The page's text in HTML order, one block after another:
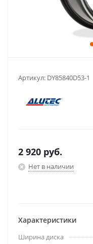
Артикул: DY85840D53-1
2 920 руб.
Нет в наличии
Характеристики
Ширина диска